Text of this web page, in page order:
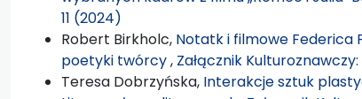
11 (2024)
Robert Birkholc, Notatk i filmowe Federica
poetyki twórcy, Załącznik
Teresa Dobrzyńska, Interakcje sztuk